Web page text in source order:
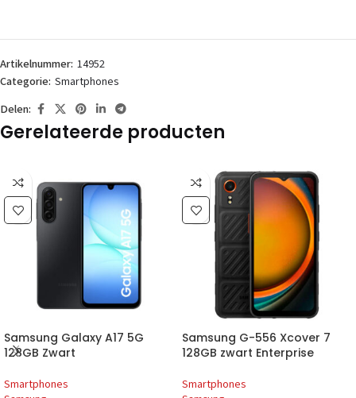
Artikelnummer: 14952
Categorie: Smartphones
Delen:
Gerelateerde producten
Samsung Galaxy A17 5G
128GB Zwart
Smartphones
Samsung G-556 Xcover 7
128GB zwart Enterprise
Smartphones